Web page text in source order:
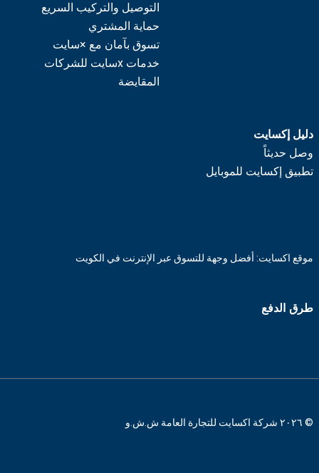
التوصيل والتركيب السريع
حماية المشتري
تسوق بآمان مع ×سايت
خدمات xسايت للشركات
المقايضة
دليل إكسايت
وصل حديثاً
تطبيق إكسايت للموبايل
موقع اكسايت: أفضل وجهة للتسوق عبر الإنترنت في الكويت
طرق الدفع
© ٢٠٢٦ شركة اكسايت للتجارة العامة ش.ش.و